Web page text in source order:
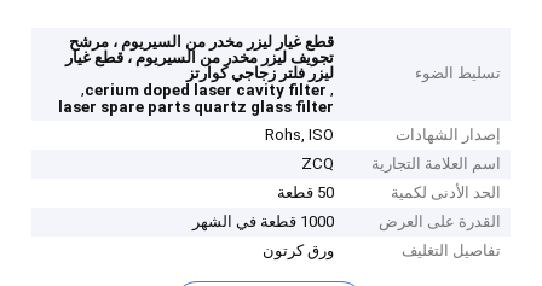
تسليط الضوء
قطع غيار ليزر مخدر من السيريوم ، مرشح
تجويف ليزر مخدر من السيريوم ، قطع غيار
ليزر فلتر زجاجي كوارتز
,
cerium doped laser cavity filter
,
laser spare parts quartz glass filter
إصدار الشهادات
Rohs, ISO
اسم العلامة التجارية
ZCQ
الحد الأدنى لكمية
50 قطعة
القدرة على العرض
1000 قطعة في الشهر
تفاصيل التغليف
ورق كرتون